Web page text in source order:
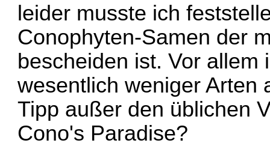
leider musste ich
Conophyten-Samen der
bescheiden ist. Vor allem
wesentlich weniger Arten
Tipp außer den üblichen
Cono's Paradise?